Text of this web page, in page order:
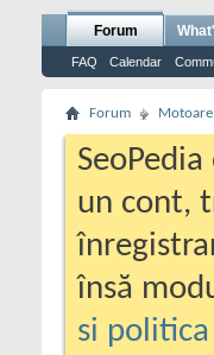
Forum
FAQ Calendar
Forum Motoare
un cont,
însă
si politica